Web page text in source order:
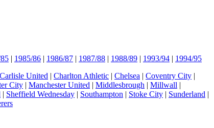
| 1985/86 | 1986/87 | 1987/88 | 1988/89 | 1993/94 | 1994/95
Carlisle United | Charlton Athletic | Chelsea | Coventry City |
City | Manchester United | Middlesbrough | Millwall |
| Sheffield Wednesday | Southampton | Stoke City | Sunderland |